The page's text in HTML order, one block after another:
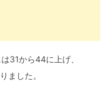
31から44に上げ、
ました。